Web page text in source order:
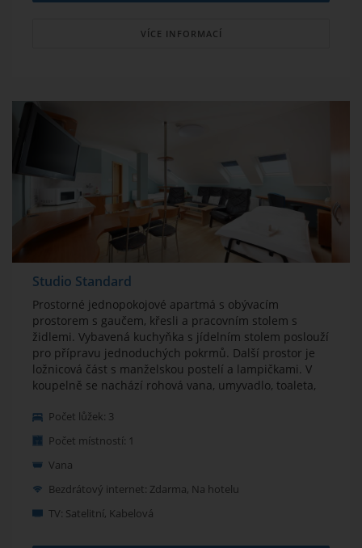
VÍCE INFORMACÍ
Studio Standard
Prostorné jednopokojové apartmá s obývacím
prostorem s gaučem, křesli a pracovním stolem s
židlemi. Vybavená kuchyňka s jídelním stolem poslouží
pro přípravu jednoduchých pokrmů. Další prostor je
ložnicová část s manželskou postelí a lampičkami. V
koupelně se nachází rohová vana, umyvadlo, toaleta,
Počet lůžek: 3
Počet místností: 1
Vana
Bezdrátový internet: Zdarma, Na hotelu
TV: Satelitní, Kabelová